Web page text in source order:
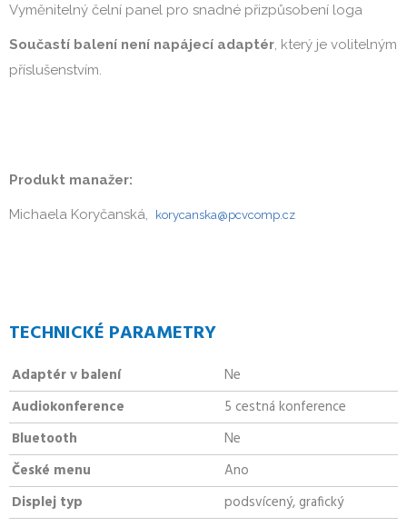
Vyměnitelný čelní panel pro snadné přizpůsobení loga
Součastí balení není napájecí adaptér, který je volitelným
příslušenstvím.
Produkt manažer:
Michaela Koryčanská, korycanska@pcvcomp.cz
TECHNICKÉ PARAMETRY
Adaptér v balení
Ne
Audiokonference
5 cestná konference
Bluetooth
Ne
České menu
Ano
Displej typ
podsvícený, grafický